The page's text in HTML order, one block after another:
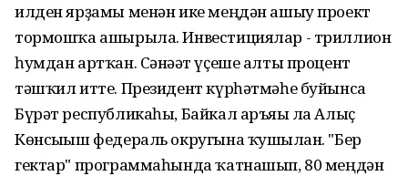
илден ярҙамы менəн ике меңдән ашыу проект
тормошҡа ашырыла. Инвестициялар - триллион
һумдан артҡан. Сəнəғəт үҫеше алты процент
тәшҡил итте. Президент күрһəтмəһе буйынса
Бүрəт республикаһы, Байкал аръяғы ла Алыҫ
Көнсығыш федераль округына ҡушылған. "Бер
гектар" программаһында ҡатнашып, 80 меңдəн